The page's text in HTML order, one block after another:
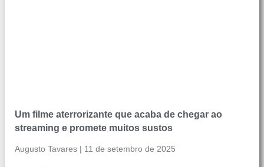
Um filme aterrorizante que acaba de chegar ao
streaming e promete muitos sustos
Augusto Tavares 11 de setembro de 2025